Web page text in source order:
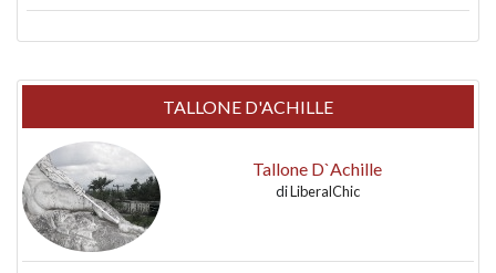
TALLONE D'ACHILLE
Tallone D`Achille
diLiberalChic